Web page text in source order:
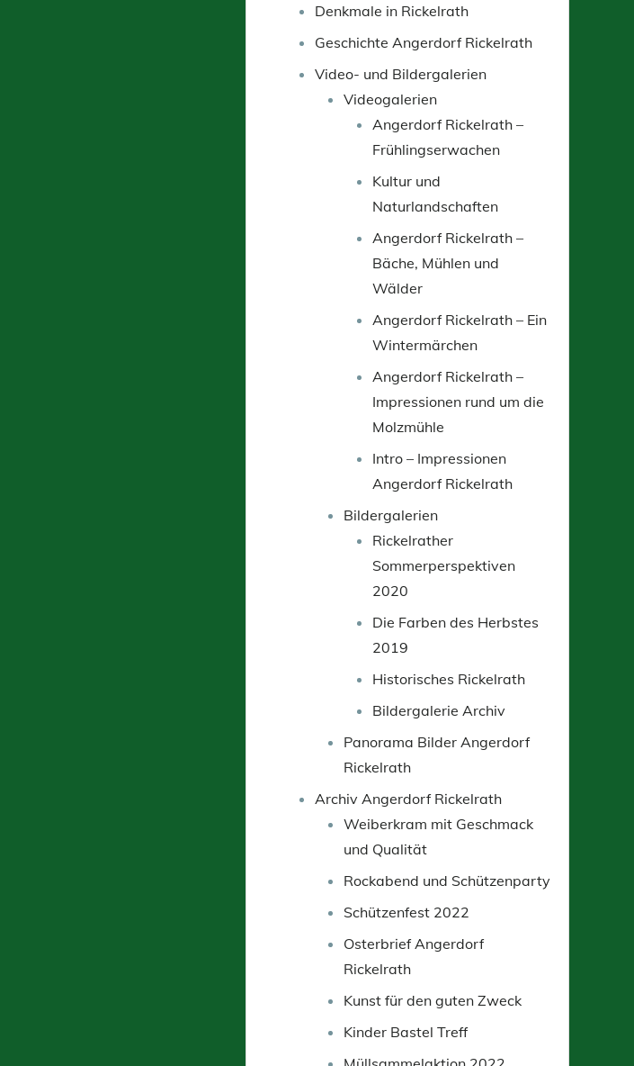
Denkmale in Rickelrath
Geschichte Angerdorf Rickelrath
Video- und Bildergalerien
Videogalerien
Angerdorf Rickelrath –
Frühlingserwachen
Kultur und
Naturlandschaften
Angerdorf Rickelrath –
Bäche, Mühlen und
Wälder
Angerdorf Rickelrath – Ein
Wintermärchen
Angerdorf Rickelrath –
Impressionen rund um die
Molzmühle
Intro – Impressionen
Angerdorf Rickelrath
Bildergalerien
Rickelrather
Sommerperspektiven
2020
Die Farben des Herbstes
2019
Historisches Rickelrath
Bildergalerie Archiv
Panorama Bilder Angerdorf
Rickelrath
Archiv Angerdorf Rickelrath
Weiberkram mit Geschmack
und Qualität
Rockabend und Schützenparty
Schützenfest 2022
Osterbrief Angerdorf
Rickelrath
Kunst für den guten Zweck
Kinder Bastel Treff